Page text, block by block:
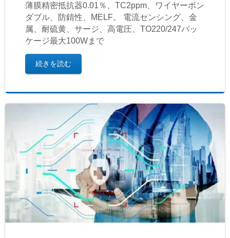
薄膜精密抵抗器0.01％、TC2ppm、ワイヤーボン
ダブル、防錆性、MELF。 電流センシング、金
属、耐硫黄、サージ、高電圧、TO220/247パッ
ケージ最大100Wまで
続きを読む